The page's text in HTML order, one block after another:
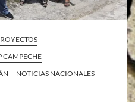
CAMPECHE
NOTICIAS NACIONALES